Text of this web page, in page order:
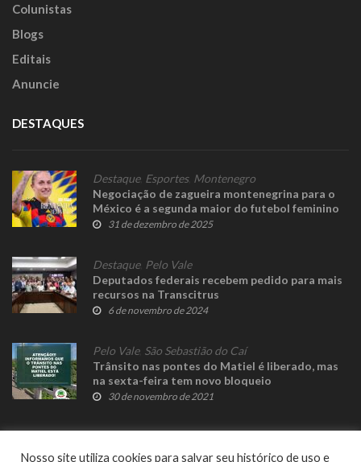
Colunistas
Blogs
Editais
Anuncie
DESTAQUES
Destaque, Esportes, Montenegro
Negociação de zagueira montenegrina para o
México é a segunda maior do futebol feminino
31 de dezembro de 2025
Destaque, Pelo Vale
Deputados federais recebem pedido para mais
recursos na Transcitrus
6 de novembro de 2024
Pelo Vale, São Sebastião do Caí
Trânsito nas pontes do Matiel é liberado, mas
na sexta-feira tem novo bloqueio
30 de novembro de 2021
Nosso site utiliza cookies para salvar seu histórico de uso e